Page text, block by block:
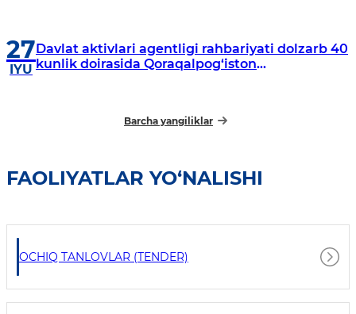
27
IYU
Davlat aktivlari agentligi rahbariyati dolzarb 40
kunlik doirasida Qoraqalpog‘iston
Barcha yangiliklar
FAOLIYATLAR YO‘NALISHI
OCHIQ TANLOVLAR (TENDER)